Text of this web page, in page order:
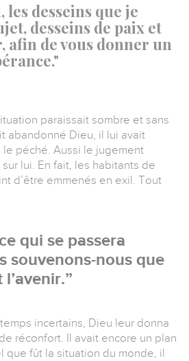
les desseins que je
desseins de paix et
afin de vous donner un
paraissait sombre et sans
abandonné Dieu, il lui avait
péché. Aussi le jugement
lui. En fait, les habitants de
d’être emmenés en exil. Tout
qui se passera
souvenons-nous que
incertains, Dieu leur donna
réconfort. Il avait encore un plan
que fût la situation du monde, il